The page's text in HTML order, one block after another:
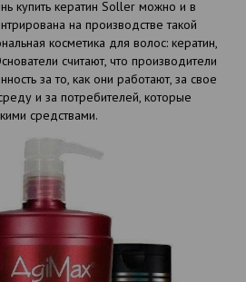
купить кератин Soller можно и в
на производстве такой
косметика для волос: кератин,
считают, что производители
за то, как они работают, за свое
и за потребителей, которые
средствами.